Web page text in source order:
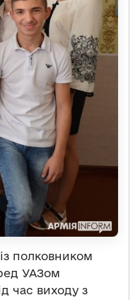
полковником
УАЗом
час виходу з